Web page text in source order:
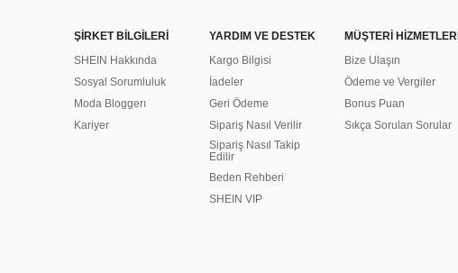
ŞİRKET BİLGİLERİ
SHEIN Hakkında
Sosyal Sorumluluk
Moda Bloggerı
Kariyer
YARDIM VE DESTEK
Kargo Bilgisi
İadeler
Geri Ödeme
Sipariş Nasıl Verilir
Sipariş Nasıl Takip
Edilir
Beden Rehberi
SHEIN VIP
MÜŞTERİ HİZMETLERİ
Bize Ulaşın
Ödeme ve Vergiler
Bonus Puan
Sıkça Sorulan Sorular